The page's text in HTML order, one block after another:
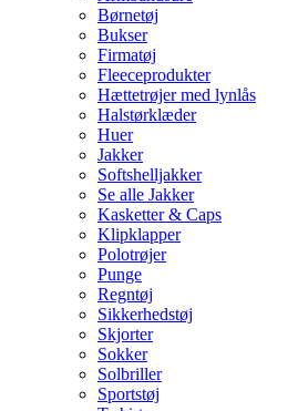
Børnetøj
Bukser
Firmatøj
Fleeceprodukter
Hættetrøjer med lynlås
Halstørklæder
Huer
Jakker
Softshelljakker
Se alle Jakker
Kasketter & Caps
Klipklapper
Polotrøjer
Punge
Regntøj
Sikkerhedstøj
Skjorter
Sokker
Solbriller
Sportstøj